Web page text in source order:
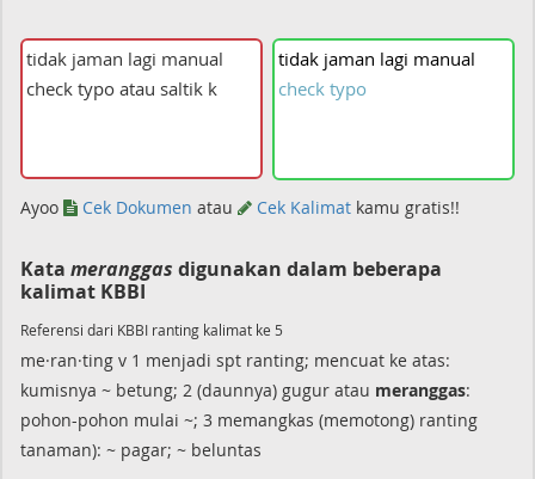
tidak jaman lagi manual
check typo
Ayoo Cek Dokumen atau Cek Kalimat kamu gratis!!
Kata meranggas digunakan dalam beberapa
kalimat KBBI
Referensi dari KBBI ranting kalimat ke 5
me·ran·ting v 1 menjadi spt ranting; mencuat ke atas:
kumisnya ~ betung; 2 (daunnya) gugur atau meranggas:
pohon-pohon mulai ~; 3 memangkas (memotong) ranting
tanaman): ~ pagar; ~ beluntas